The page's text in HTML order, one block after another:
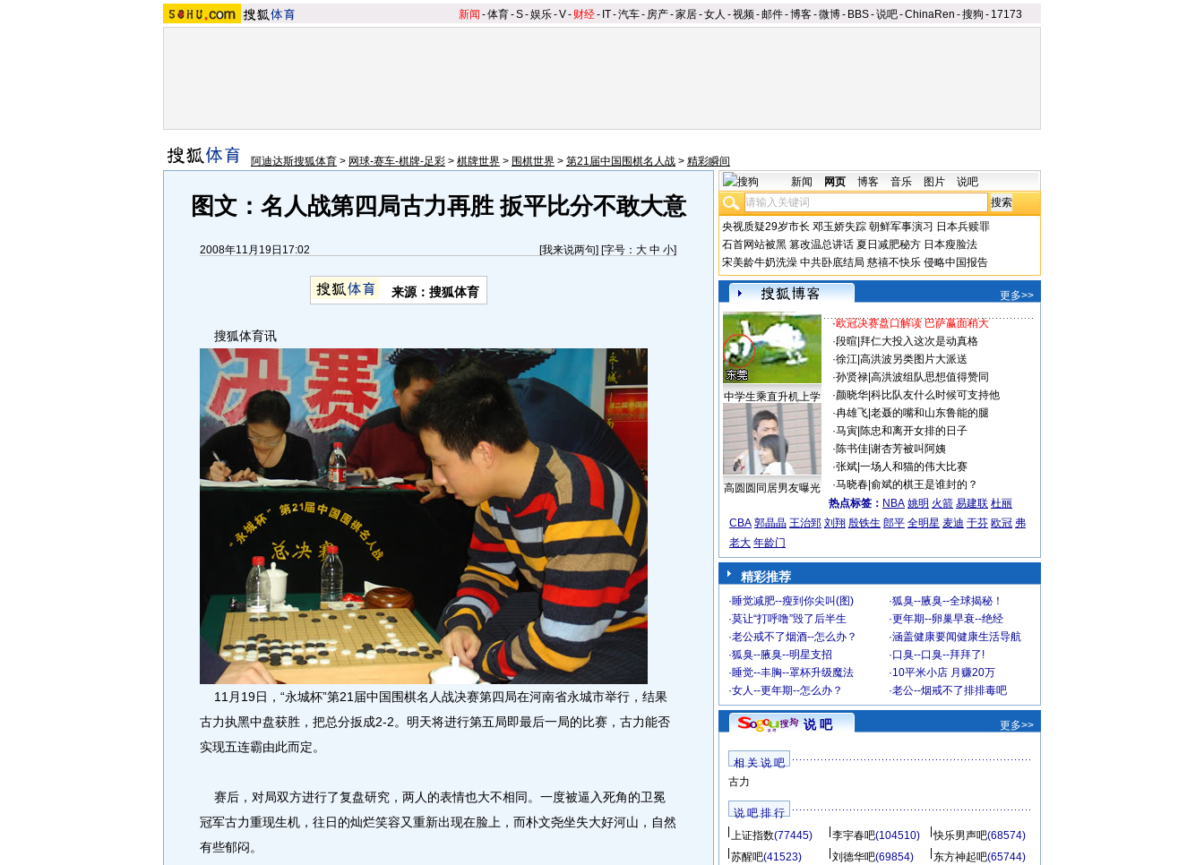
新闻 -体育-S-娱乐-V- 财经- IT-汽车- 房产-家居-女人 -视频-邮件-博客-微博- BBS-说吧-ChinaRen -搜狗 - 17173
阿迪达斯搜狐体育 > 网球-赛车-棋牌-足彩 > 棋牌世界 > 围棋世界 > 第21届中国围棋名人战 > 精彩瞬间
图文：名人战第四局古力再胜 扳平比分不敢大意
2008年11月19日17:02 [我来说两句] [字号： 大 中 小]
来源：搜狐体育
搜狐体育讯
11月19日，“永城杯”第21届中国围棋名人战决赛第四局在河南省永城市举行，结果
古力执黑中盘获胜，把总分扳成2-2。明天将进行第五局即最后一局的比赛，古力能否
实现五连霸由此而定。
赛后，对局双方进行了复盘研究，两人的表情也大不相同。一度被逼入死角的卫冕
冠军古力重现生机，往日的灿烂笑容又重新出现在脸上，而朴文尧坐失大好河山，自然
有些郁闷。
新闻 网页 博客 音乐 图片 说吧
央视质疑29岁市长 邓玉娇失踪 朝鲜军事演习 日本兵赎罪
石首网站被黑 篡改温总讲话 夏日减肥秘方 日本瘦脸法
宋美龄牛奶洗澡 中共卧底结局 慈禧不快乐 侵略中国报告
更多>>
中学生乘直升机上学
高圆圆同居男友曝光
·欧冠决赛盘口解读 巴萨赢面稍大
·段暄 拜仁大投入这次是动真格
·徐江| 高洪波另类图片大派送
·孙贤禄| 高洪波组队思想值得赞同
·颜晓华| 科比队友什么时候可支持他
·冉雄飞| 老聂的嘴和山东鲁能的腿
·马寅| 陈忠和离开女排的日子
·陈书佳| 谢杏芳被叫阿姨
·张斌| 一场人和猫的伟大比赛
·马晓春| 俞斌的棋王是谁封的？
热点标签： NBA 姚明 火箭 易建联 杜丽
CBA 郭晶晶 王治郅 刘翔 殷铁生 郎平 全明星 麦迪 于芬 欧冠 弗
老大 年龄门
精彩推荐
·睡觉减肥--瘦到你尖叫(图) ·狐臭--腋臭--全球揭秘！
·莫让“打呼噜”毁了后半生 ·更年期--卵巢早衰--绝经
·老公戒不了烟酒--怎么办？ ·涵盖健康要闻健康生活导航
·狐臭--腋臭--明星支招 ·口臭--口臭--拜拜了!
·睡觉--丰胸--罩杯升级魔法 ·10平米小店 月赚20万
·女人--更年期--怎么办？ ·老公--烟戒不了排排毒吧
说 吧 更多>>
相 关 说 吧
古力
说 吧 排 行
上证指数(77445) 李宇春吧(104510) 快乐男声吧(68574)
苏醒吧(41523) 刘德华吧(69854) 东方神起吧(65744)